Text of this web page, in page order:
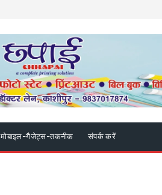
मोबाइल-गैजेट्स-तकनीक संपर्क करें